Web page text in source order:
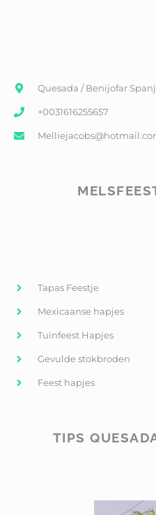
Quesada / Benijofar
+0031616255657
Tapas Feestje
Mexicaanse hapjes
Tuinfeest Hapjes
Gevulde stokbroden
Feest hapjes
TIPS